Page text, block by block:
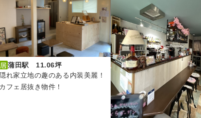
蒲田駅 11.06坪
隠れ家立地の趣のある内装美麗！
カフェ居抜き物件！